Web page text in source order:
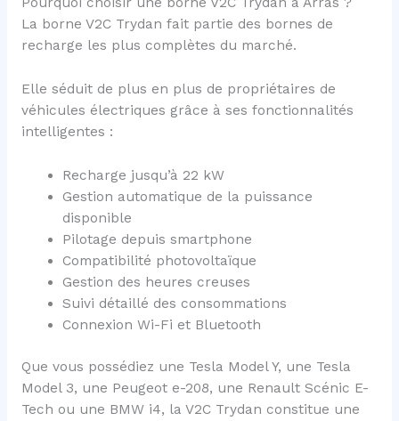
La borne V2C Trydan fait partie des bornes de
recharge les plus complètes du marché.
Elle séduit de plus en plus de propriétaires de
véhicules électriques grâce à ses fonctionnalités
intelligentes :
Recharge jusqu’à 22 kW
Gestion automatique de la puissance
disponible
Pilotage depuis smartphone
Compatibilité photovoltaïque
Gestion des heures creuses
Suivi détaillé des consommations
Connexion Wi-Fi et Bluetooth
Que vous possédiez une Tesla Model Y, une Tesla
Model 3, une Peugeot e-208, une Renault Scénic E-
Tech ou une BMW i4, la V2C Trydan constitue une